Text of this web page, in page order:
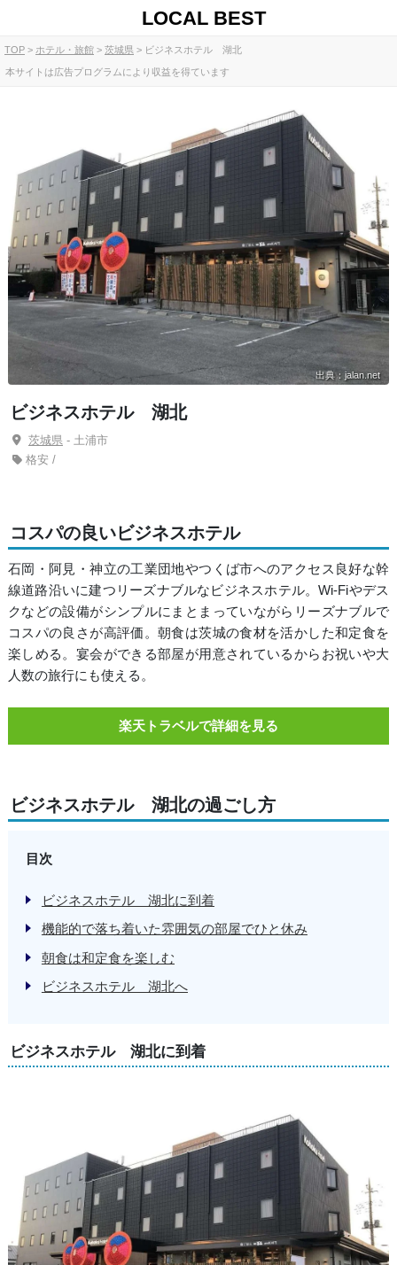
LOCAL BEST
TOP ホテル・旅館 茨城県 ビジネスホテル 湖北
本サイトは広告プログラムにより収益を得ています
出典：jalan.net
ビジネスホテル 湖北
茨城県- 土浦市
格安 /
コスパの良いビジネスホテル
石岡・阿見・神立の工業団地やつくば市へのアクセス良好な幹
線道路沿いに建つリーズナブルなビジネスホテル。Wi-Fiやデス
クなどの設備がシンプルにまとまっていながらリーズナブルで
コスパの良さが高評価。朝食は茨城の食材を活かした和定食を
楽しめる。宴会ができる部屋が用意されているからお祝いや大
人数の旅行にも使える。
楽天トラベルで詳細を見る
ビジネスホテル 湖北の過ごし方
目次
ビジネスホテル 湖北に到着
機能的で落ち着いた雰囲気の部屋でひと休み
朝食は和定食を楽しむ
ビジネスホテル 湖北へ
ビジネスホテル 湖北に到着